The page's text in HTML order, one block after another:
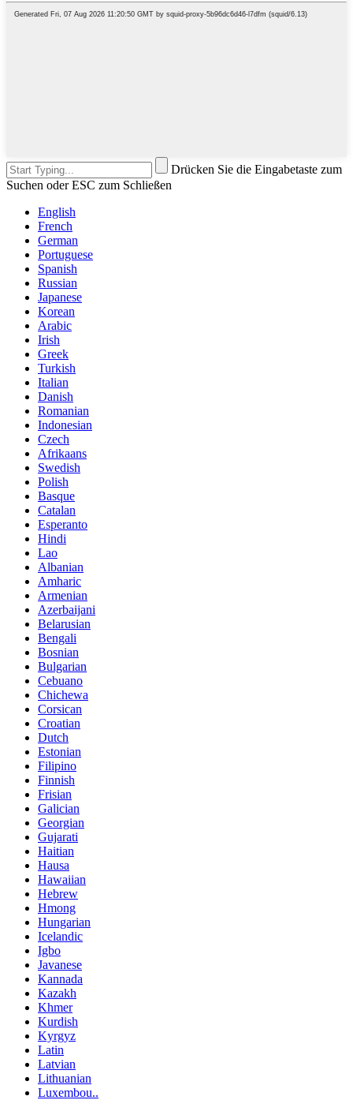
Drücken Sie die Eingabetaste zum
Suchen oder ESC zum Schließen
English
French
German
Portuguese
Spanish
Russian
Japanese
Korean
Arabic
Irish
Greek
Turkish
Italian
Danish
Romanian
Indonesian
Czech
Afrikaans
Swedish
Polish
Basque
Catalan
Esperanto
Hindi
Lao
Albanian
Amharic
Armenian
Azerbaijani
Belarusian
Bengali
Bosnian
Bulgarian
Cebuano
Chichewa
Corsican
Croatian
Dutch
Estonian
Filipino
Finnish
Frisian
Galician
Georgian
Gujarati
Haitian
Hausa
Hawaiian
Hebrew
Hmong
Hungarian
Icelandic
Igbo
Javanese
Kannada
Kazakh
Khmer
Kurdish
Kyrgyz
Latin
Latvian
Lithuanian
Luxembou..